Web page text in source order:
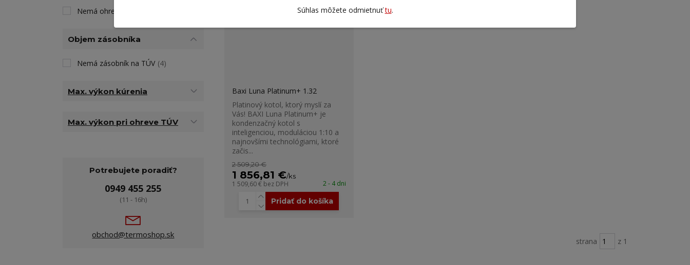
Baxi Luna Platinum+ 1.32
Platinový kotol, ktorý myslí za
Vás! BAXI Luna Platinum+ je
kondenzačný kotol s
inteligenciou, moduláciou 1:10 a
najnovšími technológiami, ktoré
začis...
2 509,20 €
1 856,81 €/ks
1 509,60 € bez DPH 2 - 4 dni
Pridať do košíka
strana z 1
Nemá ohrev TÚV
Objem zásobníka
Nemá zásobník na TÚV (4)
Max. výkon kúrenia
Max. výkon pri ohreve TÚV
Potrebujete poradiť?
0949 455 255
(11 - 16h)
obchod@termoshop.sk
Súhlas môžete odmietnuťtu.